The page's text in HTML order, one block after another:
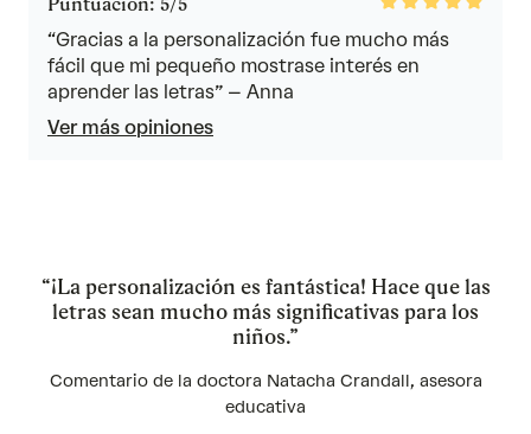
5
of
“Gracias a la personalización fue mucho más
fácil que mi pequeño mostrase interés en
aprender las letras” – Anna
Ver más opiniones
“¡La personalización es fantástica! Hace que las
letras sean mucho más significativas para los
niños.”
Comentario de la doctora Natacha Crandall, asesora
educativa